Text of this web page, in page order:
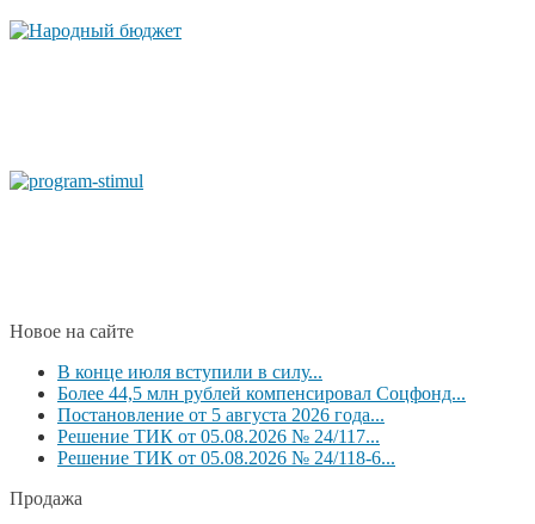
Новое на сайте
В конце июля вступили в силу...
Более 44,5 млн рублей компенсировал Соцфонд...
Постановление от 5 августа 2026 года...
Решение ТИК от 05.08.2026 № 24/117...
Решение ТИК от 05.08.2026 № 24/118-6...
Продажа